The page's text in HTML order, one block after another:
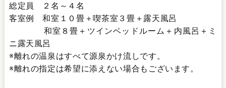
総定員 ２名～４名
客室例 和室１０畳＋喫茶室３畳＋露天風呂
和室８畳＋ツインベッドルーム＋内風呂＋ミ
ニ露天風呂
※離れの温泉はすべて源泉かけ流しです。
※離れの指定は希望に添えない場合もございます。